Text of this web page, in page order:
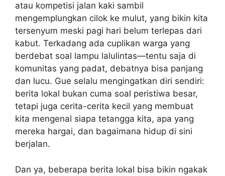
atau kompetisi jalan kaki sambil
mengemplungkan cilok ke mulut, yang bikin kita
tersenyum meski pagi hari belum terlepas dari
kabut. Terkadang ada cuplikan warga yang
berdebat soal lampu lalulintas—tentu saja di
komunitas yang padat, debatnya bisa panjang
dan lucu. Gue selalu mengingatkan diri sendiri:
berita lokal bukan cuma soal peristiwa besar,
tetapi juga cerita-cerita kecil yang membuat
kita mengenal siapa tetangga kita, apa yang
mereka hargai, dan bagaimana hidup di sini
berjalan.
Dan ya, beberapa berita lokal bisa bikin ngakak